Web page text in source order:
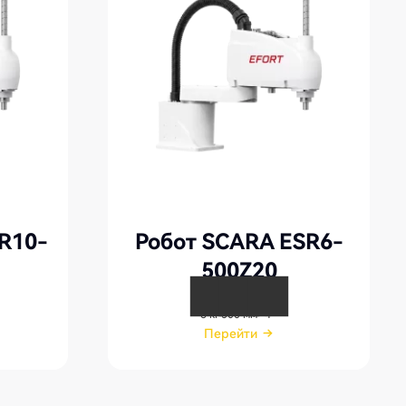
Робот SCARA ESR6-
500Z20
6 кг500 мм 4
Перейти